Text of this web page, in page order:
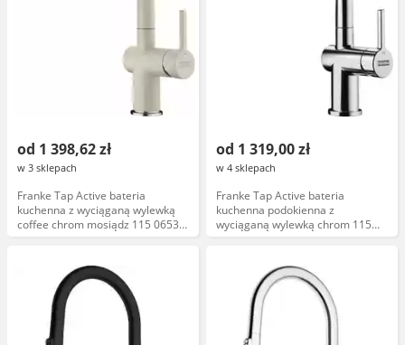
od 1 398,62 zł
w 3 sklepach
Franke Tap Active bateria
kuchenna z wyciąganą wylewką
coffee chrom mosiądz 115 0653
388
od 1 319,00 zł
w 4 sklepach
Franke Tap Active bateria
kuchenna podokienna z
wyciąganą wylewką chrom 115
0653 391